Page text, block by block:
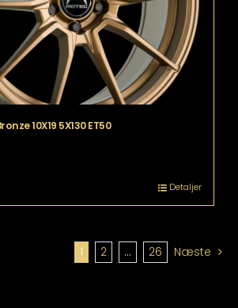
10X19 5X130 ET50
Detaljer
1 2 … 26 Næste